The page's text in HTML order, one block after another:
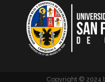
Copyright © 2024